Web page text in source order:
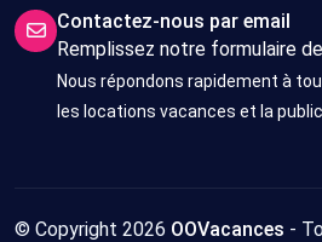
Contactez-nous par email
Remplissez notre formulaire
Nous répondons rapidement à
les locations vacances et la
© Copyright 2026 OOVacances -